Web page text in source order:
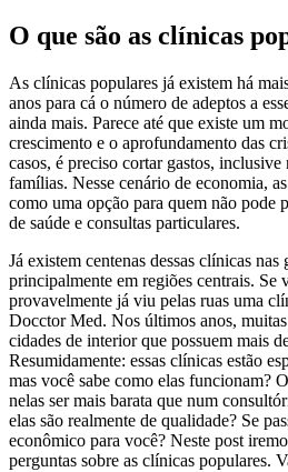
O que são as clínicas
As clínicas populares já existem há
anos para cá o número de adeptos a
ainda mais. Parece até que existe um
crescimento e o aprofundamento das
casos, é preciso cortar gastos, inclusive
famílias. Nesse cenário de economia,
como uma opção para quem não pode
de saúde e consultas particulares.
Já existem centenas dessas clínicas nas
principalmente em regiões centrais. Se
provavelmente já viu pelas ruas uma
Docctor Med. Nos últimos anos,
cidades de interior que possuem mais
Resumidamente: essas clínicas estão
mas você sabe como elas funcionam?
nelas ser mais barata que num
elas são realmente de qualidade? Se
econômico para você? Neste post
perguntas sobre as clínicas populares.